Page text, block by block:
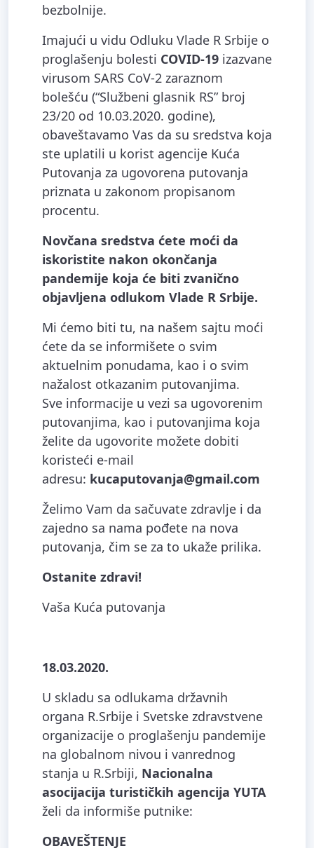
bezbolnije.
Imajući u vidu Odluku Vlade R Srbije o
proglašenju bolesti COVID-19 izazvane
virusom SARS CoV-2 zaraznom
bolešću (“Službeni glasnik RS” broj
23/20 od 10.03.2020. godine),
obaveštavamo Vas da su sredstva koja
ste uplatili u korist agencije Kuća
Putovanja za ugovorena putovanja
priznata u zakonom propisanom
procentu.
Novčana sredstva ćete moći da
iskoristite nakon okončanja
pandemije koja će biti zvanično
objavljena odlukom Vlade R Srbije.
Mi ćemo biti tu, na našem sajtu moći
ćete da se informišete o svim
aktuelnim ponudama, kao i o svim
nažalost otkazanim putovanjima.
Sve informacije u vezi sa ugovorenim
putovanjima, kao i putovanjima koja
želite da ugovorite možete dobiti
koristeći e-mail
adresu: kucaputovanja@gmail.com
Želimo Vam da sačuvate zdravlje i da
zajedno sa nama pođete na nova
putovanja, čim se za to ukaže prilika.
Ostanite zdravi!
Vaša Kuća putovanja
18.03.2020.
U skladu sa odlukama državnih
organa R.Srbije i Svetske zdravstvene
organizacije o proglašenju pandemije
na globalnom nivou i vanrednog
stanja u R.Srbiji, Nacionalna
asocijacija turističkih agencija YUTA
želi da informiše putnike:
OBAVEŠTENJE